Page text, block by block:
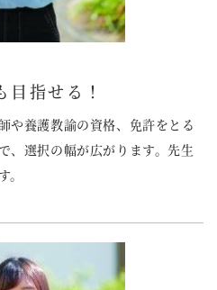
指せる！
や養護教諭の資格、免許をとる
、選択の幅が広がります。先生